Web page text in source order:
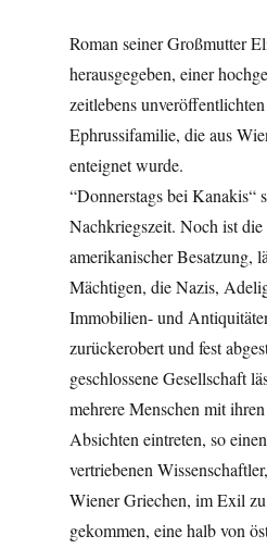
Roman seiner Großmutter
herausgegeben, einer
zeitlebens
Ephrussifamilie, die aus
enteignet wurde.
“Donnerstags bei Kanakis“
Nachkriegszeit. Noch ist die
amerikanischer Besatzung,
Mächtigen, die Nazis,
Immobilien- und
zurückerobert und fest
geschlossene Gesellschaft
mehrere Menschen mit
Absichten eintreten, so
vertriebenen
Wiener Griechen, im Exil
gekommen, eine halb von